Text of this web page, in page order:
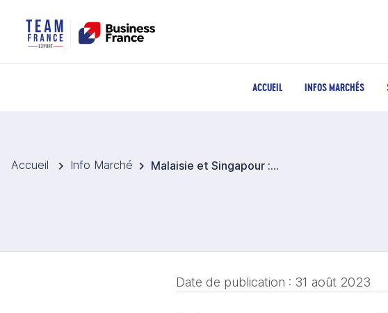
ACCUEIL INFOS MARCHÉS
Accueil Info Marché Malaisie et Singapour : vers une coopération renforcée dans la durabilité, le numérique et le changement climatique.
Date de publication : 31 août 2023